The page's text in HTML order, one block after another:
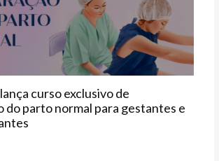
curso exclusivo de
do parto normal para gestantes e